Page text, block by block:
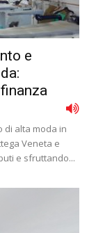
e
di alta moda in
Veneta e
e sfruttando...